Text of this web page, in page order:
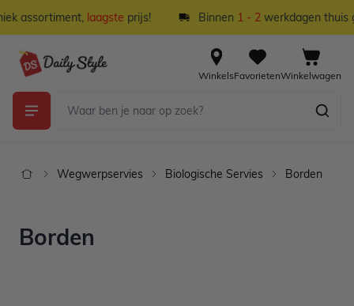
Ga naar de inhoud
assortiment,laagsteprijs! Binnen1 - 2 werkdagen thuis
WinkelsFavorietenWinkelwagen
Wegwerpservies Biologische Servies Borden
Borden